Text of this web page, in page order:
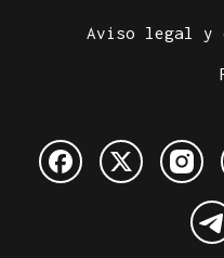
Aviso legal y